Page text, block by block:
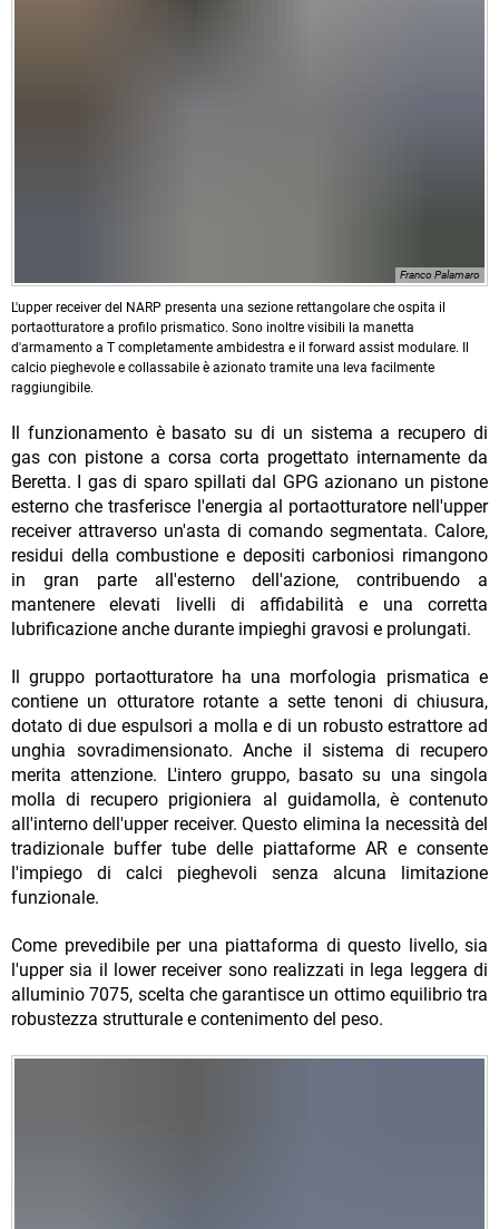
Franco Palamaro
L'upper receiver del NARP presenta una sezione rettangolare che ospita il
portaotturatore a profilo prismatico. Sono inoltre visibili la manetta
d'armamento a T completamente ambidestra e il forward assist modulare. Il
calcio pieghevole e collassabile è azionato tramite una leva facilmente
raggiungibile.
Il funzionamento è basato su di un sistema a recupero di
gas con pistone a corsa corta progettato internamente da
Beretta. I gas di sparo spillati dal GPG azionano un pistone
esterno che trasferisce l'energia al portaotturatore nell'upper
receiver attraverso un'asta di comando segmentata. Calore,
residui della combustione e depositi carboniosi rimangono
in gran parte all'esterno dell'azione, contribuendo a
mantenere elevati livelli di affidabilità e una corretta
lubrificazione anche durante impieghi gravosi e prolungati.
Il gruppo portaotturatore ha una morfologia prismatica e
contiene un otturatore rotante a sette tenoni di chiusura,
dotato di due espulsori a molla e di un robusto estrattore ad
unghia sovradimensionato. Anche il sistema di recupero
merita attenzione. L'intero gruppo, basato su una singola
molla di recupero prigioniera al guidamolla, è contenuto
all'interno dell'upper receiver. Questo elimina la necessità del
tradizionale buffer tube delle piattaforme AR e consente
l'impiego di calci pieghevoli senza alcuna limitazione
funzionale.
Come prevedibile per una piattaforma di questo livello, sia
l'upper sia il lower receiver sono realizzati in lega leggera di
alluminio 7075, scelta che garantisce un ottimo equilibrio tra
robustezza strutturale e contenimento del peso.